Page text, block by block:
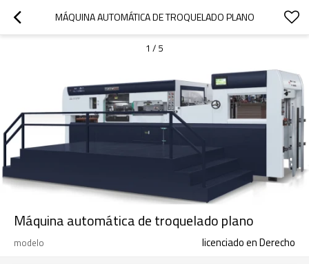
MÁQUINA AUTOMÁTICA DE TROQUELADO PLANO
1 / 5
Máquina automática de troquelado plano
modelo licenciado en Derecho